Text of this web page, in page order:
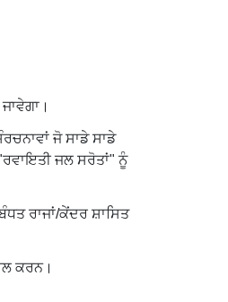
ਜੋ ਸਾਡੇ ਸਾਡੇ
ਜਲ ਸਰੋਤਾਂ" ਨੂੰ
ਰਾਜਾਂ/ਕੇਂਦਰ ਸ਼ਾਸਿਤ
ਕਰਨ।